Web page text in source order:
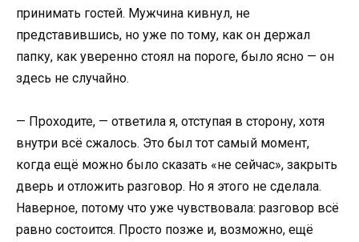
принимать гостей. Мужчина кивнул, не
представившись, но уже по тому, как он держал
папку, как уверенно стоял на пороге, было ясно — он
здесь не случайно.
— Проходите, — ответила я, отступая в сторону, хотя
внутри всё сжалось. Это был тот самый момент,
когда ещё можно было сказать «не сейчас», закрыть
дверь и отложить разговор. Но я этого не сделала.
Наверное, потому что уже чувствовала: разговор всё
равно состоится. Просто позже и, возможно, ещё